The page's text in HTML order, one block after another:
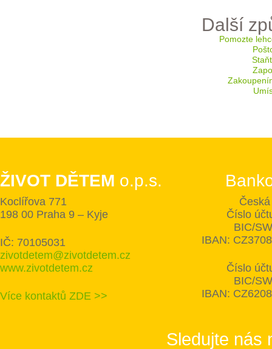
Další
Pomozte
ŽIVOT DĚTEM o.p.s.
Koclířova 771
198 00 Praha 9 – Kyje
IČ: 70105031
zivotdetem@zivotdetem.cz
www.zivotdetem.cz
Více kontaktů ZDE >>
Číslo
BIC/
IBAN:
Číslo
BIC/
IBAN:
Sledujte nás